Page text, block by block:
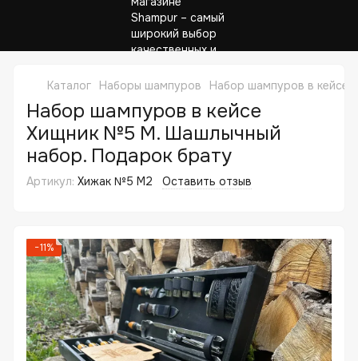
Каталог Наборы шампуров Набор шампуров в кейсе
Набор шампуров в кейсе
Хищник №5 M. Шашлычный
набор. Подарок брату
Артикул: Хижак №5 M2 Оставить отзыв
−11%